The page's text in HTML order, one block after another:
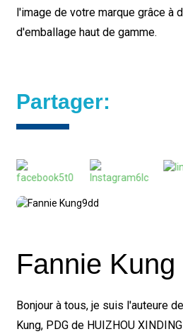
l'image de votre marque grâce à
d'emballage haut de gamme.
Partager:
Fannie Kung
Bonjour à tous, je suis l'auteure
Kung, PDG de HUIZHOU